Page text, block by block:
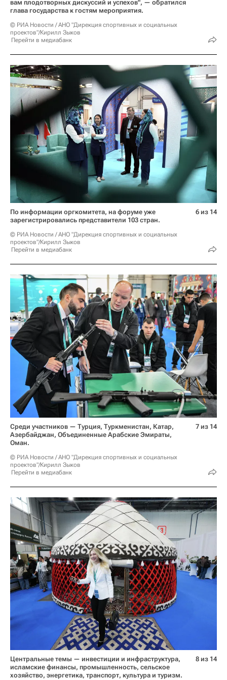
вам плодотворных дискуссий и успехов", — обратился
глава государства к гостям мероприятия.
© РИА Новости / АНО "Дирекция спортивных и социальных
проектов"/Кирилл Зыков
Перейти в медиабанк
По информации оргкомитета, на форуме уже
зарегистрировались представители 103 стран.
© РИА Новости / АНО "Дирекция спортивных и социальных
проектов"/Кирилл Зыков
Перейти в медиабанк
6 из 14
Среди участников — Турция, Туркменистан, Катар,
Азербайджан, Объединенные Арабские Эмираты,
Оман.
© РИА Новости / АНО "Дирекция спортивных и социальных
проектов"/Кирилл Зыков
Перейти в медиабанк
7 из 14
Центральные темы — инвестиции и инфраструктура,
исламские финансы, промышленность, сельское
хозяйство, энергетика, транспорт, культура и туризм.
8 из 14